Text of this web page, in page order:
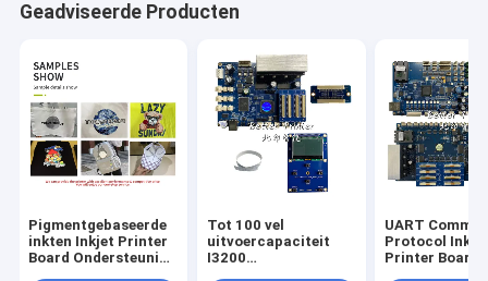
Geadviseerde Producten
Pigmentgebaseerde
inkten Inkjet Printer
Board Ondersteuning
Tot 100 vel
uitvoercapaciteit
I3200
UART
Protocol
Printer Board